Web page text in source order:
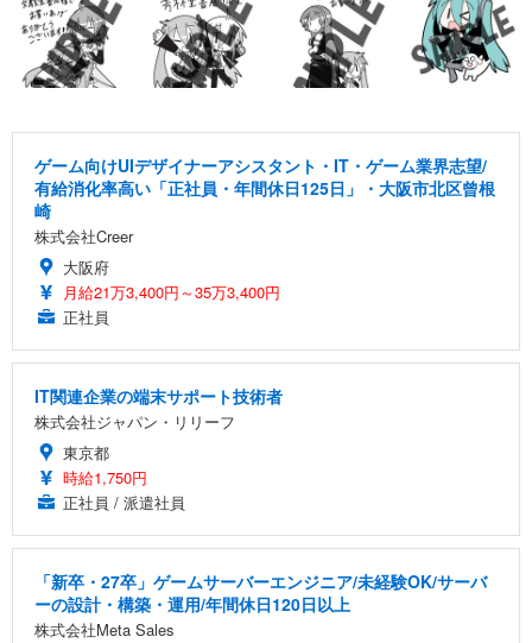
ゲーム向けUIデザイナーアシスタント・IT・ゲーム業界志望/
有給消化率高い「正社員・年間休日125日」・大阪市北区曾根
崎
株式会社Creer
大阪府
月給21万3,400円～35万3,400円
正社員
IT関連企業の端末サポート技術者
株式会社ジャパン・リリーフ
東京都
時給1,750円
正社員 / 派遣社員
「新卒・27卒」ゲームサーバーエンジニア/未経験OK/サーバ
ーの設計・構築・運用/年間休日120日以上
株式会社Meta Sales